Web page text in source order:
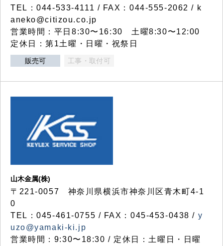
TEL：044-533-4111 / FAX：044-555-2062 / k
aneko@citizou.co.jp
営業時間：平日8:30〜16:30 土曜8:30〜12:00
定休日：第1土曜・日曜・祝祭日
販売可 工事・取付可
山木金属(株)
〒221-0057 神奈川県横浜市神奈川区青木町4-1
0
TEL：045-461-0755 / FAX：045-453-0438 / y
uzo@yamaki-ki.jp
営業時間：9:30〜18:30 / 定休日：土曜日・日曜